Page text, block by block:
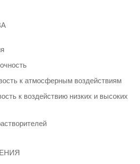
к атмосферным воздействиям
к воздействию низких и высоких